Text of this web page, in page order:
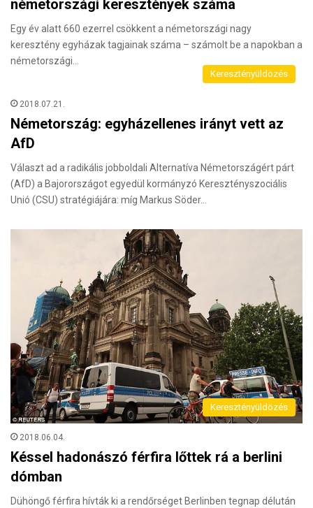
németországi keresztények száma
Egy év alatt 660 ezerrel csökkent a németországi nagy
keresztény egyházak tagjainak száma – számolt be a napokban a
németországi…
Keresztényüldözés
2018.07.21.
Németország: egyházellenes irányt vett az
AfD
Választ ad a radikális jobboldali Alternatíva Németországért párt
(AfD) a Bajorországot egyedül kormányzó Keresztényszociális
Unió (CSU) stratégiájára: míg Markus Söder…
Keresztényüldözés
2018.06.04.
Késsel hadonászó férfira lőttek rá a berlini
dómban
Dühöngő férfira hívták ki a rendőrséget Berlinben tegnap délután